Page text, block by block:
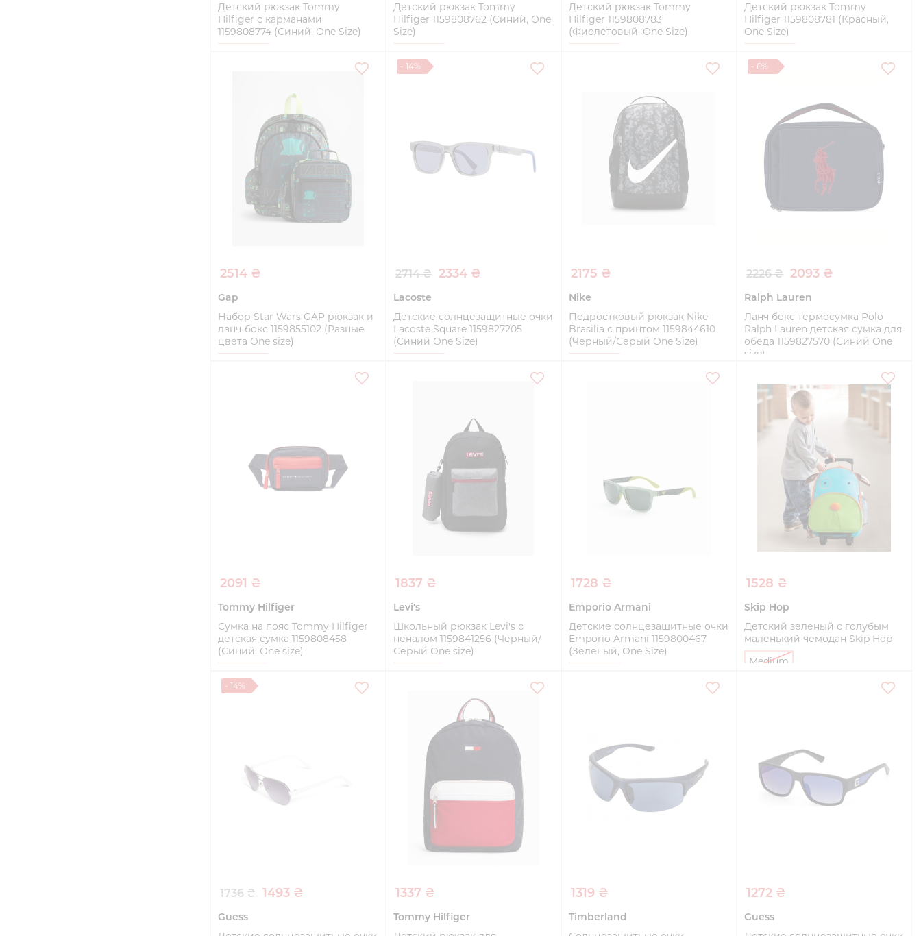
Детский рюкзак Tommy
Hilfiger с карманами
1159808774 (Синий, One Size)
Детский рюкзак Tommy
Hilfiger 1159808762 (Синий, One
Size)
Детский рюкзак Tommy
Hilfiger 1159808783
(Фиолетовый, One Size)
Детский рюкзак Tommy
Hilfiger 1159808781 (Красный,
One Size)
2514 ₴
Gap
Набор Star Wars GAP рюкзак и
ланч-бокс 1159855102 (Разные
цвета One size)
- 14%
2714 ₴ 2334 ₴
Lacoste
Детские солнцезащитные очки
Lacoste Square 1159827205
(Синий One Size)
2175 ₴
Nike
Подростковый рюкзак Nike
Brasilia с принтом 1159844610
(Черный/Серый One Size)
- 6%
2226 ₴ 2093 ₴
Ralph Lauren
Ланч бокс термосумка Polo
Ralph Lauren детская сумка для
обеда 1159827570 (Синий One
size)
Купить
2091 ₴
Tommy Hilfiger
Сумка на пояс Tommy Hilfiger
детская сумка 1159808458
(Синий, One size)
1837 ₴
Levi's
Школьный рюкзак Levi's с
пеналом 1159841256 (Черный/
Серый One size)
Купить
1728 ₴
Emporio Armani
Детские солнцезащитные очки
Emporio Armani 1159800467
(Зеленый, One Size)
1528 ₴
Skip Hop
Детский зеленый с голубым
маленький чемодан Skip Hop
Medium
- 14%
1736 ₴ 1493 ₴
Guess
1337 ₴
Tommy Hilfiger
1319 ₴
Timberland
1272 ₴
Guess